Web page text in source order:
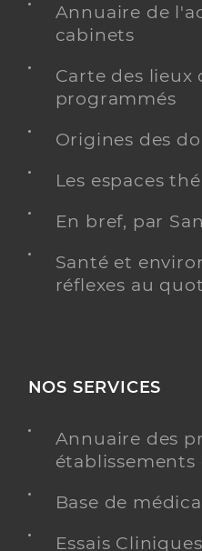
Annuaire de
cabinets
Carte des lieux
programmés
Origines des
Les espaces
En bref, par
Santé et
réflexes au
NOS SERVICES
Annuaire des
établissements
Base de
Essais Cliniques